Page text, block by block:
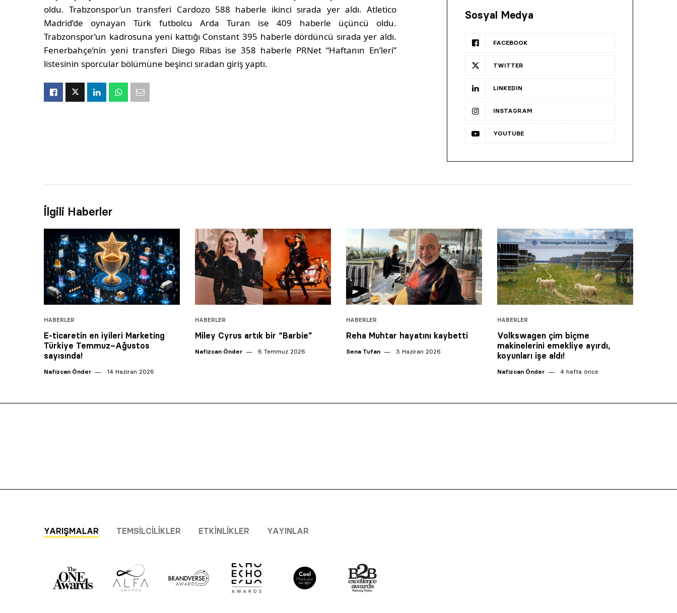
oldu. Trabzonspor’un transferi Cardozo 588 haberle ikinci sırada yer aldı. Atletico
Madrid’de oynayan Türk futbolcu Arda Turan ise 409 haberle üçüncü oldu.
Trabzonspor’un kadrosuna yeni kattığı Constant 395 haberle dördüncü sırada yer aldı.
Fenerbahçe’nin yeni transferi Diego Ribas ise 358 haberle PRNet “Haftanın En’leri”
listesinin sporcular bölümüne beşinci sıradan giriş yaptı.
Sosyal Medya
FACEBOOK
TWITTER
LINKEDIN
INSTAGRAM
YOUTUBE
İlgili Haberler
HABERLER
E-ticaretin en iyileri Marketing
Türkiye Temmuz–Ağustos
sayısında!
Nafizcan Önder 14 Haziran 2026
HABERLER
Miley Cyrus artık bir “Barbie”
Nafizcan Önder 6 Temmuz 2026
HABERLER
Reha Muhtar hayatını kaybetti
Sena Tufan 3 Haziran 2026
HABERLER
Volkswagen çim biçme
makinelerini emekliye ayırdı,
koyunları işe aldı!
Nafizcan Önder 4 hafta önce
YARIŞMALAR TEMSILCILIKLER ETKINLIKLER YAYINLAR